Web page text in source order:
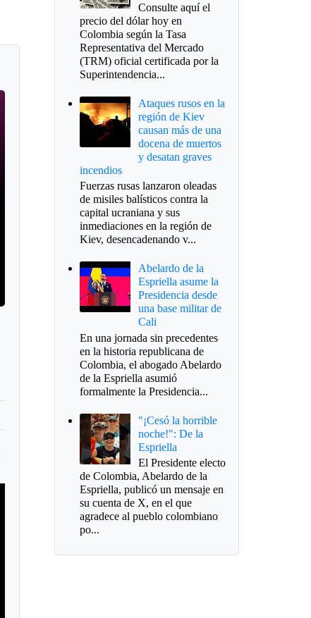
Consulte aquí el
precio del dólar hoy en
Colombia según la Tasa
Representativa del Mercado
(TRM) oficial certificada por la
Superintendencia...
Ataques rusos en la
región de Kiev
causan más de una
docena de muertos
y desatan graves
incendios
Fuerzas rusas lanzaron oleadas
de misiles balísticos contra la
capital ucraniana y sus
inmediaciones en la región de
Kiev, desencadenando v...
Abelardo de la
Espriella asume la
Presidencia desde
una base militar de
Cali
En una jornada sin precedentes
en la historia republicana de
Colombia, el abogado Abelardo
de la Espriella asumió
formalmente la Presidencia...
"¡Cesó la horrible
noche!": De la
Espriella
El Presidente electo
de Colombia, Abelardo de la
Espriella, publicó un mensaje en
su cuenta de X, en el que
agradece al pueblo colombiano
po...